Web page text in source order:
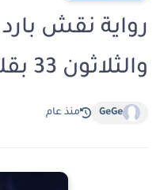
رواية نقش
والثلاثون 33 بقلم فدك فاطمه
GeGe منذ عام